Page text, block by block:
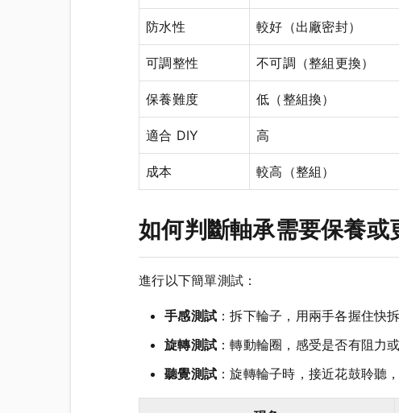
防水性 較好（出廠密封）
可調整性 不可調（整組更換）
保養難度 低（整組換）
適合 DIY 高
成本 較高（整組）
如何判斷軸承需要保養或
進行以下簡單測試：
手感測試 ：拆下輪子，用兩手各握住快
旋轉測試 ：轉動輪圈，感受是否有阻力
聽覺測試 ：旋轉輪子時，接近花鼓聆聽